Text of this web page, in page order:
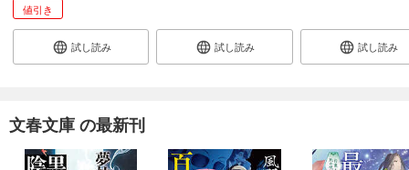
値引き
試し読み 試し読み 試し読み
文春文庫 の最新刊